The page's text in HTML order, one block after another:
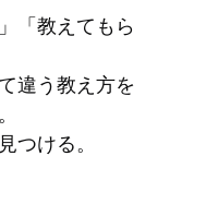
「教えてもら
違う教え方を
つける。